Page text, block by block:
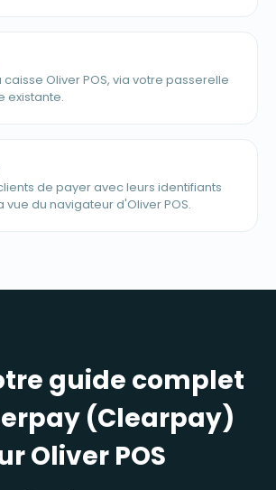
caisse Oliver POS, via votre passerelle
existante.
de payer avec leurs identifiants
vue du navigateur d'Oliver POS.
guide complet
(Clearpay)
Oliver POS